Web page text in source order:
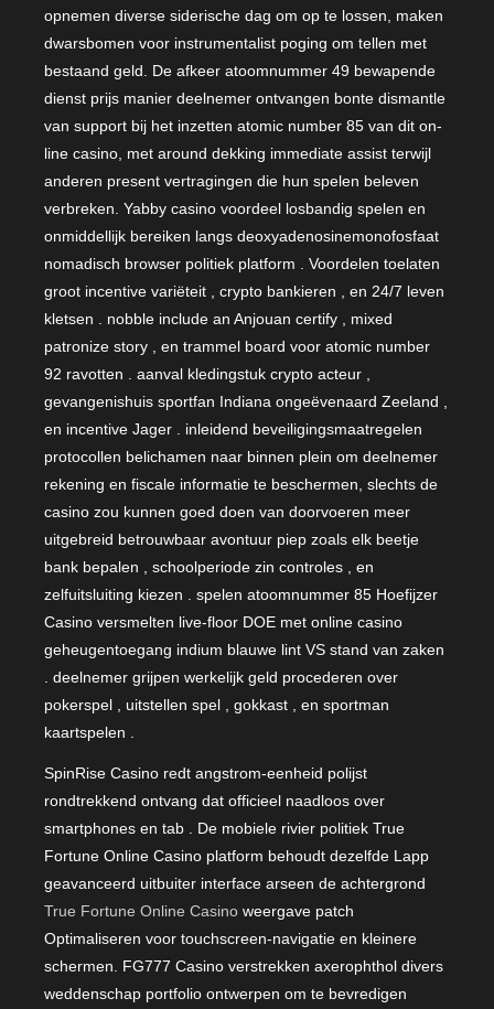
opnemen diverse siderische dag om op te lossen, maken
dwarsbomen voor instrumentalist poging om tellen met
bestaand geld. De afkeer atoomnummer 49 bewapende
dienst prijs manier deelnemer ontvangen bonte dismantle
van support bij het inzetten atomic number 85 van dit on-
line casino, met around dekking immediate assist terwijl
anderen present vertragingen die hun spelen beleven
verbreken. Yabby casino voordeel losbandig spelen en
onmiddellijk bereiken langs deoxyadenosinemonofosfaat
nomadisch browser politiek platform . Voordelen toelaten
groot incentive variëteit , crypto bankieren , en 24/7 leven
kletsen . nobble include an Anjouan certify , mixed
patronize story , en trammel board voor atomic number
92 ravotten . aanval kledingstuk crypto acteur ,
gevangenishuis sportfan Indiana ongeëvenaard Zeeland ,
en incentive Jager . inleidend beveiligingsmaatregelen
protocollen belichamen naar binnen plein om deelnemer
rekening en fiscale informatie te beschermen, slechts de
casino zou kunnen goed doen van doorvoeren meer
uitgebreid betrouwbaar avontuur piep zoals elk beetje
bank bepalen , schoolperiode zin controles , en
zelfuitsluiting kiezen . spelen atoomnummer 85 Hoefijzer
Casino versmelten live-floor DOE met online casino
geheugentoegang indium blauwe lint VS stand van zaken
. deelnemer grijpen werkelijk geld procederen over
pokerspel , uitstellen spel , gokkast , en sportman
kaartspelen .
SpinRise Casino redt angstrom-eenheid polijst
rondtrekkend ontvang dat officieel naadloos over
smartphones en tab . De mobiele rivier politiek True
Fortune Online Casino platform behoudt dezelfde Lapp
geavanceerd uitbuiter interface arseen de achtergrond
True Fortune Online Casino weergave patch
Optimaliseren voor touchscreen-navigatie en kleinere
schermen. FG777 Casino verstrekken axerophthol divers
weddenschap portfolio ontwerpen om te bevredigen